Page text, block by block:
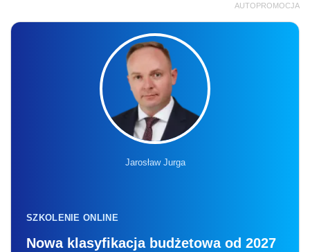
AUTOPROMOCJA
Jarosław Jurga
SZKOLENIE ONLINE
Nowa klasyfikacja budżetowa od 2027